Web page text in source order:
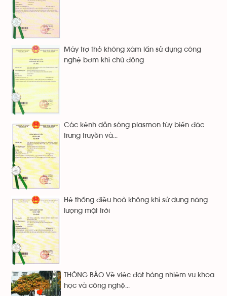
Máy trợ thở không xâm lấn sử dụng công
nghệ bơm khí chủ động
Các kênh dẫn sóng plasmon tùy biến đặc
trưng truyền và...
Hệ thống điều hoà không khí sử dụng năng
lượng mặt trời
THÔNG BÁO Về việc đặt hàng nhiệm vụ khoa
học và công nghệ...